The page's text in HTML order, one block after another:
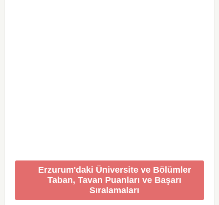
Erzurum'daki Üniversite ve Bölümler
Taban, Tavan Puanları ve Başarı
Sıralamaları